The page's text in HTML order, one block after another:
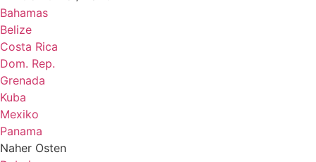
Bahamas
Belize
Costa Rica
Dom. Rep.
Grenada
Kuba
Mexiko
Panama
Naher Osten